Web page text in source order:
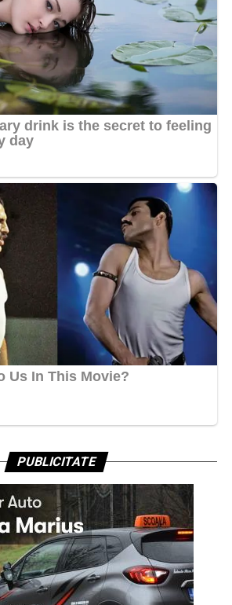
PUBLICITATE